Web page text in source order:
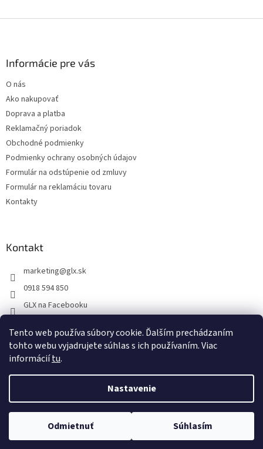
Tento web používa súbory cookie. Ďalším prechádzaním
tohto webu vyjadrujete súhlas s ich používaním. Viac
informáciítu.
Nastavenie
Odmietnuť Súhlasím
Informácie pre vás
O nás
Ako nakupovať
Doprava a platba
Reklamačný poriadok
Obchodné podmienky
Podmienky ochrany osobných údajov
Formulár na odstúpenie od zmluvy
Formulár na reklamáciu tovaru
Kontakty
Kontakt
marketing@glx.sk
0918 594 850
GLX na Facebooku
Copyright 2026GLX. Všetky práva vyhradené.Upraviť nastavenie